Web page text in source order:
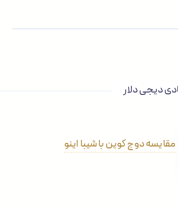
دیجی دلار
مقایسه دوج کوین با شیبا اینو